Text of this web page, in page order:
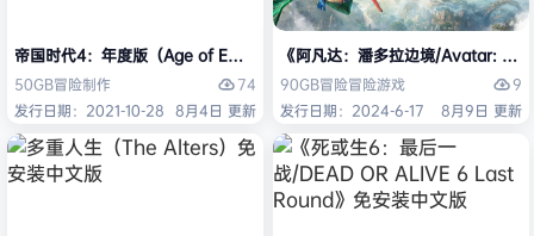
帝国时代4：年度版（Age of Empires IV: Anniversary Edition）免安装
50GB冒险制作
74
发行日期：2021-10-28 8月4日 更新
《阿凡达：潘多拉边境/Avatar:
90GB冒险冒险游戏
9
发行日期：2024-6-17
8月9日 更新